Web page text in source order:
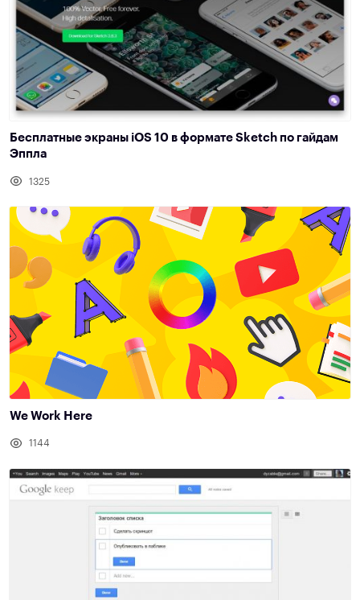
Бесплатные экраны iOS 10 в формате Sketch по гайдам
Эппла
1325
We Work Here
1144